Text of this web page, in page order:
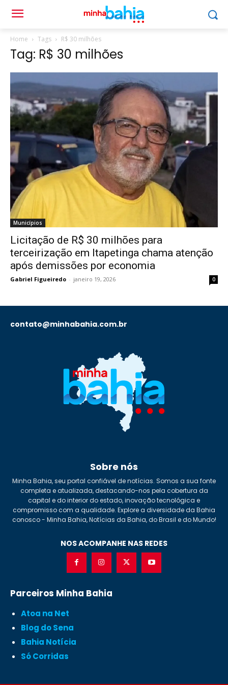
Home Tags R$ 30 milhões
Tag: R$ 30 milhões
Municípios
Licitação de R$ 30 milhões para
terceirização em Itapetinga chama atenção
após demissões por economia
Gabriel Figueiredo - janeiro 19, 2026 0
contato@minhabahia.com.br
Sobre nós
Minha Bahia, seu portal confiável de notícias. Somos a sua fonte
completa e atualizada, destacando-nos pela cobertura da
capital e do interior do estado, inovação tecnológica e
compromisso com a qualidade. Explore a diversidade da Bahia
conosco - Minha Bahia, Notícias da Bahia, do Brasil e do Mundo!
NOS ACOMPANHE NAS REDES
Parceiros Minha Bahia
Atoa na Net
Blog do Sena
Bahia Notícia
Só Corridas